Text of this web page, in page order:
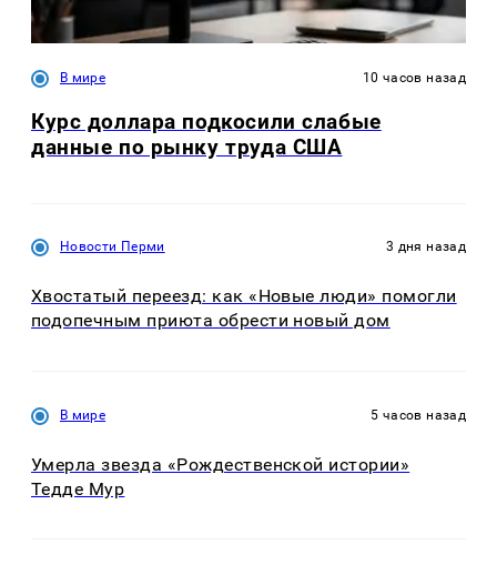
В мире 10 часов назад
Курс доллара подкосили слабые
данные по рынку труда США
Новости Перми 3 дня назад
Хвостатый переезд: как «Новые люди» помогли
подопечным приюта обрести новый дом
В мире 5 часов назад
Умерла звезда «Рождественской истории»
Тедде Мур